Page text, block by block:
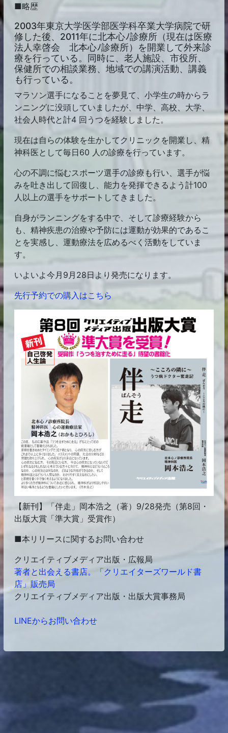
■略歴
2003年東京大学医学部医学科卒業大学病院で研
修した後、2011年に北本心ﾉ診療所（現在は医療
法人幸啓会 北本心ﾉ診療所）を開業して外来診
療を行っている。同時に、老人施設、市役所、
保健所での相談業務、地域での講演活動、講義
も行っている。
マラソン選手になることを夢見て、小学生の時からラ
ンニングに没頭していましたが、中学、高校、大学、
社会人時代と計4 回うつを経験しました。
現在は自らの体験を生かしてクリニックを開業し、精
神科医として毎日60 人の診療を行っています。
心の不調に悩むスポーツ選手の診療も行い、選手が悩
みを吐き出して回復し、能力を発揮できるよう計100
人以上の選手をサポートしてきました。
自身がランニングをする中で、そして診療経験から
も、精神疾患の治療や予防には運動が効果的であるこ
とを実感し、運動療法を広めるべく活動をしていま
す。
いよいよ今月9月28日より発売になります。
先行予約での購入はこちら
【新刊】「伴走」岡本浩之（著）9/28発売（第8回・
出版大賞「準大賞」受賞作）
■本リリースに関するお問い合わせ
クリエイティブメディア出版・広報局
著者と出会える書店。「クリエイターズワールド書
店」販売局
クリエイティブメディア出版・出版大賞事務局
LINEからお問い合わせ